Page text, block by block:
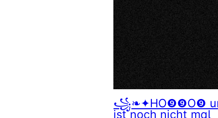
꧁❧✦HO❾❾O❾
ist noch nicht mal